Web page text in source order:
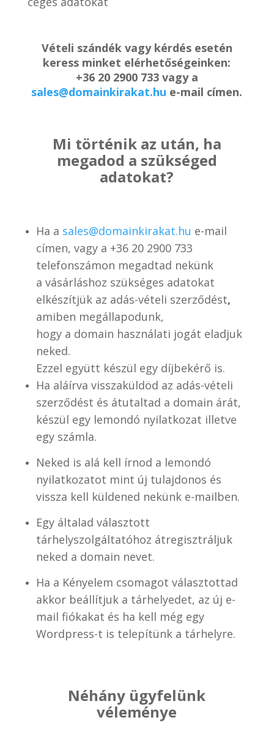
Vételi szándék vagy kérdés esetén
keress minket elérhetőségeinken:
+36 20 2900 733 vagy a
sales@domainkirakat.hu e-mail címen.
Mi történik az után, ha
megadod a szükséged
adatokat?
Ha a sales@domainkirakat.hu e-mail
címen, vagy a +36 20 2900 733
telefonszámon megadtad nekünk
a vásárláshoz szükséges adatokat
elkészítjük az adás-vételi szerződést,
amiben megállapodunk,
hogy a domain használati jogát eladjuk
neked.
Ezzel együtt készül egy díjbekérő is.
Ha aláírva visszaküldöd az adás-vételi
szerződést és átutaltad a domain árát,
készül egy lemondó nyilatkozat illetve
egy számla.
Neked is alá kell írnod a lemondó
nyilatkozatot mint új tulajdonos és
vissza kell küldened nekünk e-mailben.
Egy általad választott
tárhelyszolgáltatóhoz átregisztráljuk
neked a domain nevet.
Ha a Kényelem csomagot választottad
akkor beállítjuk a tárhelyedet, az új e-
mail fiókakat és ha kell még egy
Wordpress-t is telepítünk a tárhelyre.
Néhány ügyfelünk
véleménye